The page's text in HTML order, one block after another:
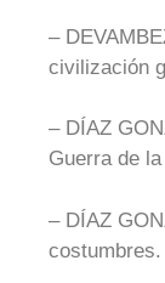
–
civilización
– DÍAZ
Guerra de
– DÍAZ